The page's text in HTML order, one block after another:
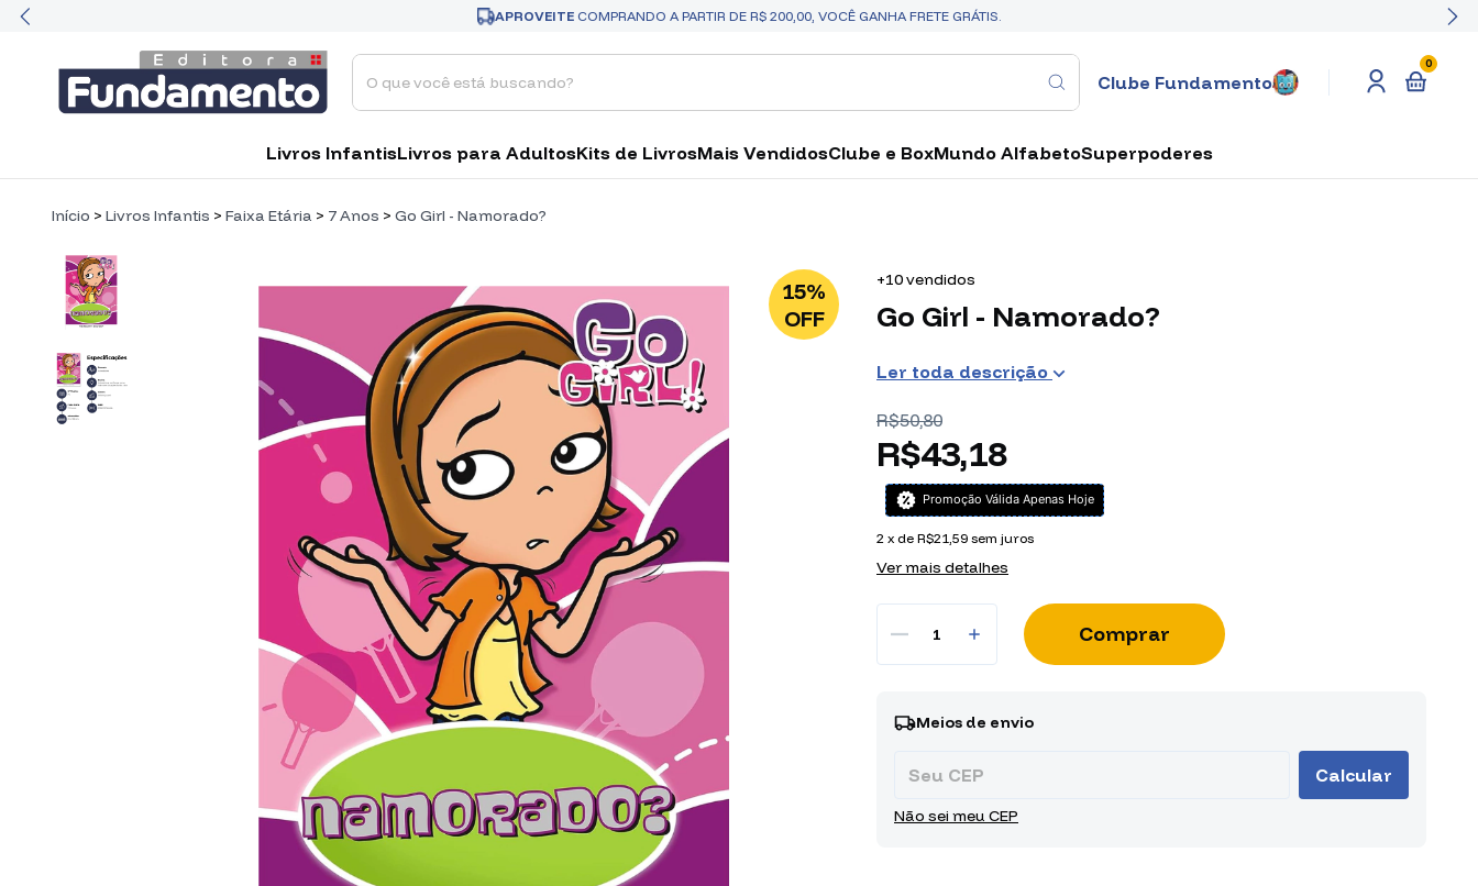
APROVEITE COMPRANDO A PARTIR DE R$ 200,00, VOCÊ GANHA FRETE GRÁTIS.
Clube Fundamento
0
Livros InfantisLivros para AdultosKits de LivrosMais VendidosClube e BoxMundo AlfabetoSuperpoderes
Início > Livros Infantis > Faixa Etária > 7 Anos > Go Girl - Namorado?
15%
OFF
+10 vendidos
Go Girl - Namorado?
Ler toda descrição
R$50,80
R$43,18
Promoção Válida Apenas Hoje
2 x de R$21,59 sem juros
Ver mais detalhes
Entregas para o CEP:
Meios de envio
Calcular
Não sei meu CEP